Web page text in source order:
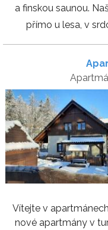
a finskou saunou.
přímo u lesa, v
Vítejte v
nové apartmány v